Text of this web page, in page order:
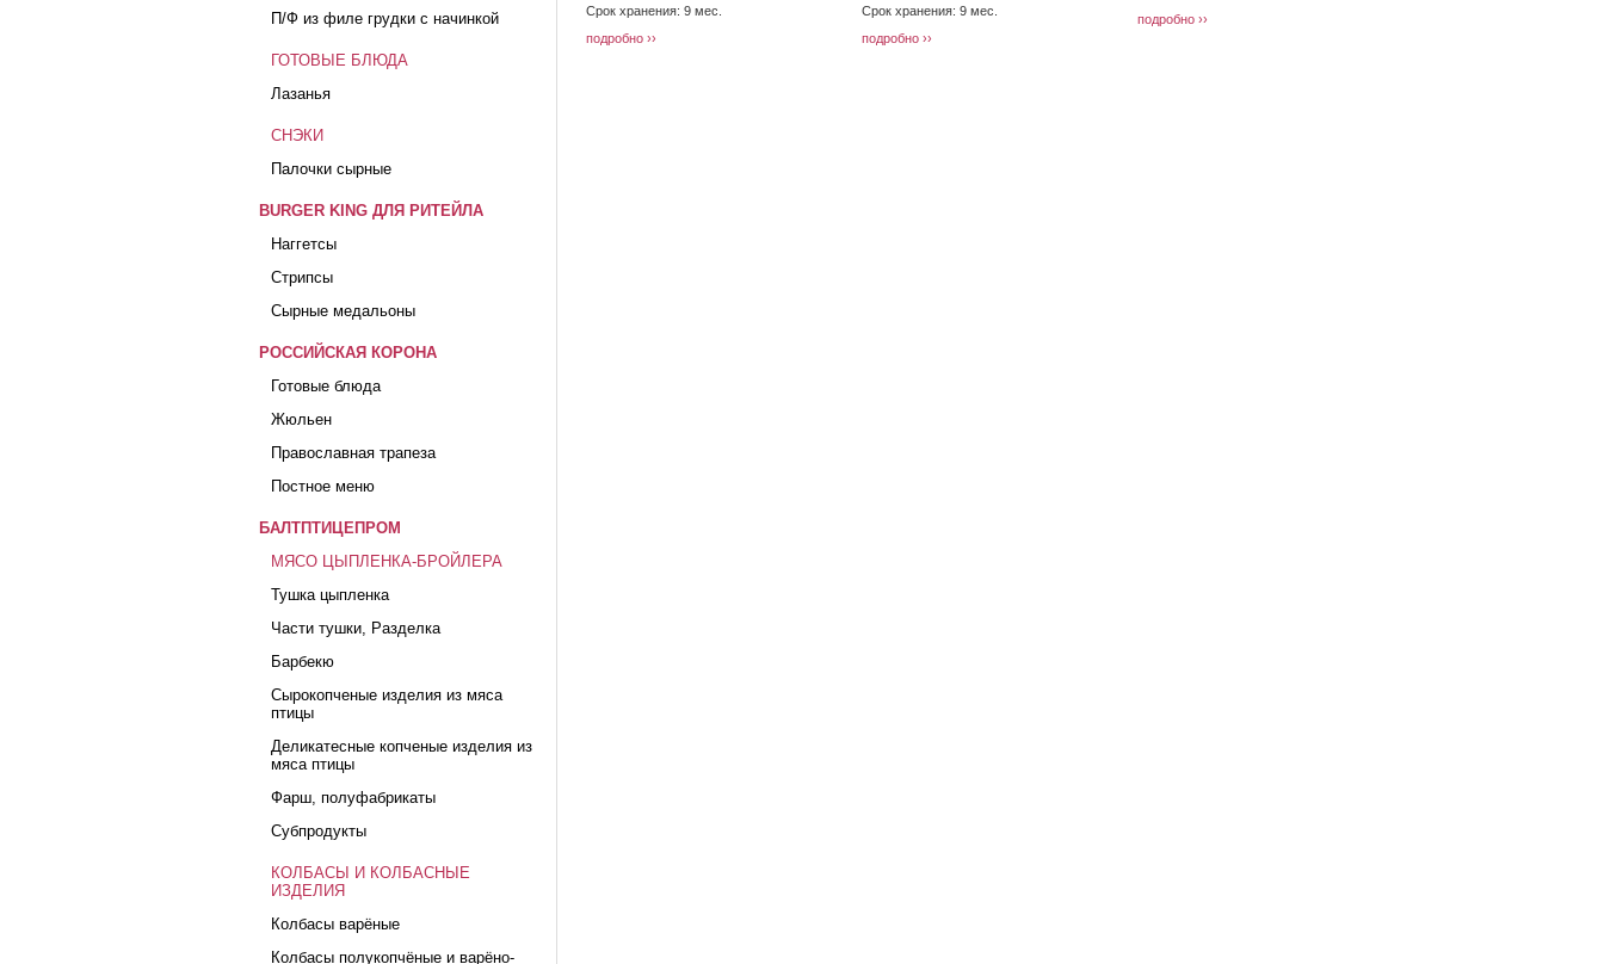
П/Ф из филе грудки с начинкой
ГОТОВЫЕ БЛЮДА
Лазанья
СНЭКИ
Палочки сырные
BURGER KING ДЛЯ РИТЕЙЛА
Наггетсы
Стрипсы
Сырные медальоны
РОССИЙСКАЯ КОРОНА
Готовые блюда
Жюльен
Православная трапеза
Постное меню
БАЛТПТИЦЕПРОМ
МЯСО ЦЫПЛЕНКА-БРОЙЛЕРА
Тушка цыпленка
Части тушки, Разделка
Барбекю
Сырокопченые изделия из мяса
птицы
Деликатесные копченые изделия из
мяса птицы
Фарш, полуфабрикаты
Субпродукты
КОЛБАСЫ И КОЛБАСНЫЕ
ИЗДЕЛИЯ
Колбасы варёные
Колбасы полукопчёные и варёно-
Срок хранения: 9 мес.
подробно
Срок хранения: 9 мес.
подробно
подробно